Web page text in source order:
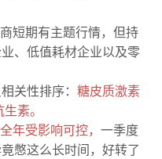
短期有主题行情，但持
、低值耗材企业以及零
关性排序： 糖皮质激素
素。
年受影响可控， 一季度
憋这么长时间，好转了